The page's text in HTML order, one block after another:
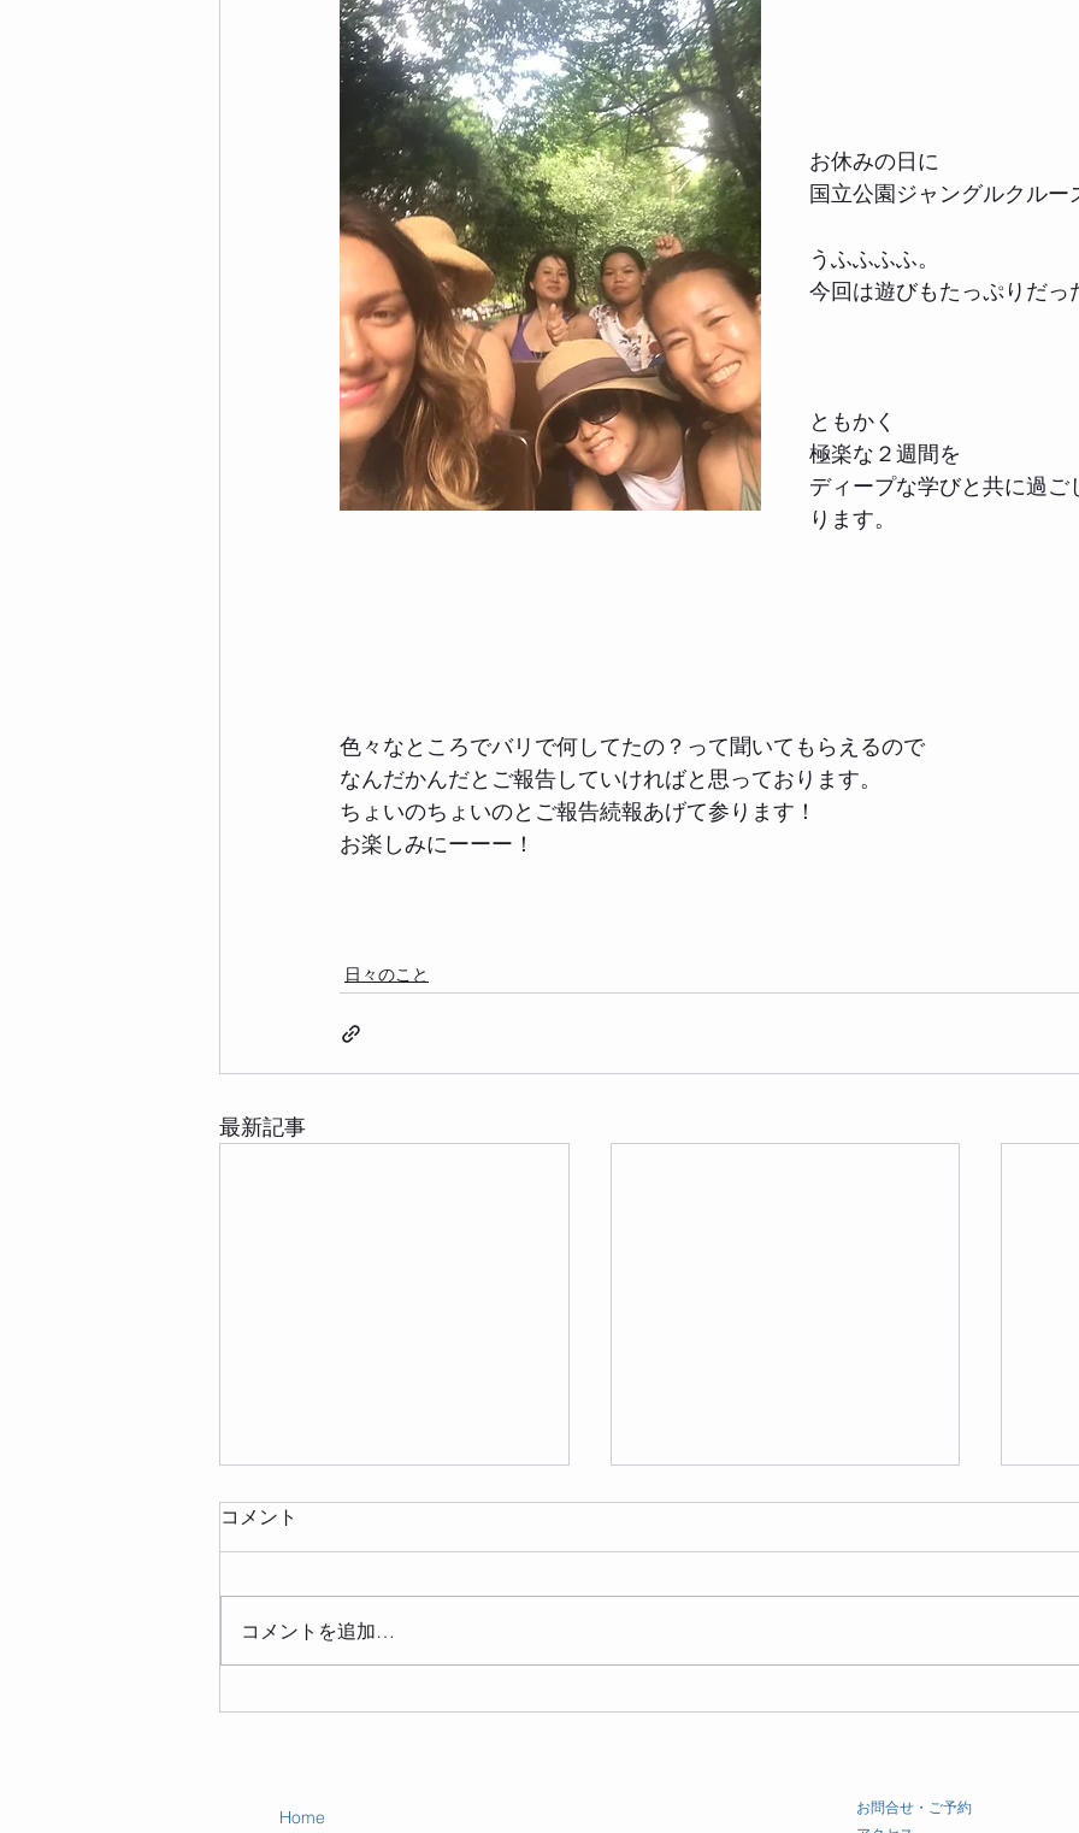
お休みの日に
国立公園ジャングルクルー
うふふふふ。
今回は遊びもたっぷりだっ
ともかく
極楽な２週間を
ディープな学びと共に過ご
ります。
色々なところでバリで何してたの？って聞いてもらえるので
なんだかんだとご報告していければと思っております。
ちょいのちょいのとご報告続報あげて参ります！
お楽しみにーーー！
日々のこと
最新記事
コメント
コメントを追加…
Home
​お問合せ・ご予約